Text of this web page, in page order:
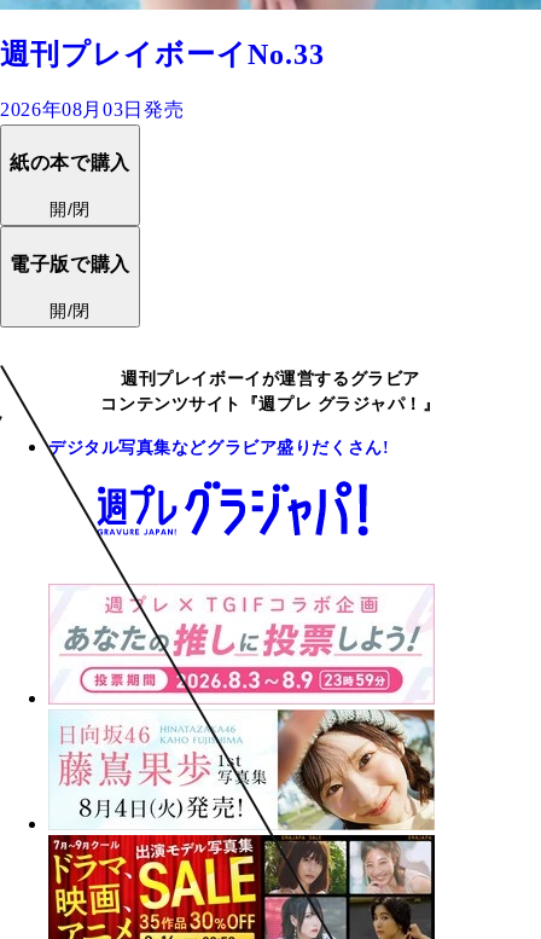
週刊プレイボーイNo.33
2026年08月03日発売
紙の本で購入
開/閉
電子版で購入
開/閉
週刊プレイボーイが運営するグラビア
コンテンツサイト『週プレ グラジャパ！』
デジタル写真集などグラビア盛りだくさん!